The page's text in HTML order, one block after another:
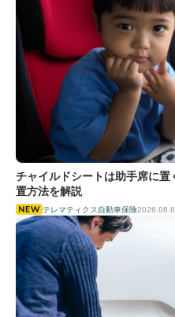
チャイルドシートは助手席に
置方法を解説
テレマティクス自動車保険2026.08.6